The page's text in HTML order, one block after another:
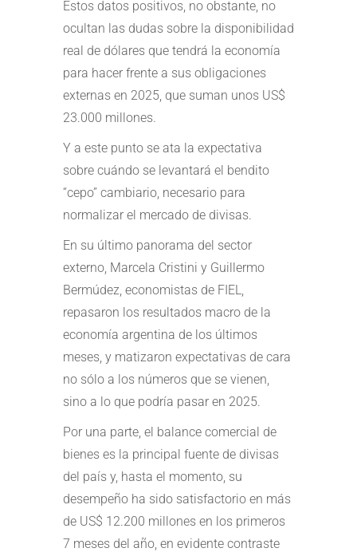
Estos datos positivos, no obstante, no
ocultan las dudas sobre la disponibilidad
real de dólares que tendrá la economía
para hacer frente a sus obligaciones
externas en 2025, que suman unos US$
23.000 millones.
Y a este punto se ata la expectativa
sobre cuándo se levantará el bendito
“cepo” cambiario, necesario para
normalizar el mercado de divisas.
En su último panorama del sector
externo, Marcela Cristini y Guillermo
Bermúdez, economistas de FIEL,
repasaron los resultados macro de la
economía argentina de los últimos
meses, y matizaron expectativas de cara
no sólo a los números que se vienen,
sino a lo que podría pasar en 2025.
Por una parte, el balance comercial de
bienes es la principal fuente de divisas
del país y, hasta el momento, su
desempeño ha sido satisfactorio en más
de US$ 12.200 millones en los primeros
7 meses del año, en evidente contraste